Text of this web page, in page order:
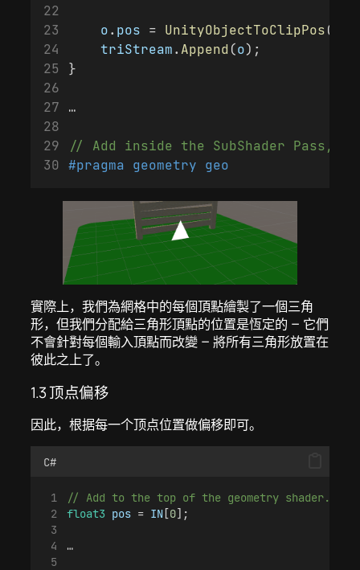
o. pos = UnityObjectToClipPos(
triStream. Append(o);
}
…
// Add inside the SubShader Pass,
#pragma geometry geo
實際上，我們為網格中的每個頂點繪製了一個三角
形，但我們分配給三角形頂點的位置是恆定的 – 它們
不會針對每個輸入頂點而改變 – 將所有三角形放置在
彼此之上了。
1.3 顶点偏移
因此，根据每一个顶点位置做偏移即可。
C#
// Add to the top of the geometry shader.
float3 pos = IN[0];
…